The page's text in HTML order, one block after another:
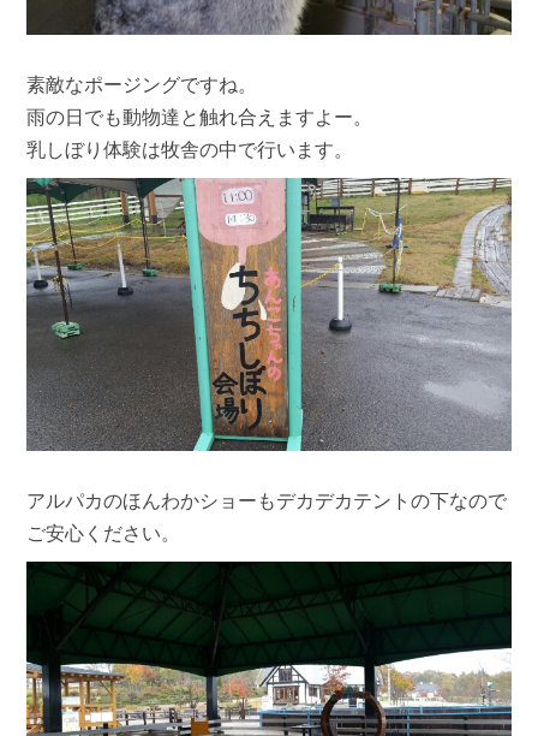
素敵なポージングですね。
雨の日でも動物達と触れ合えますよー。
乳しぼり体験は牧舎の中で行います。
アルパカのほんわかショーもデカデカテントの下なので
ご安心ください。